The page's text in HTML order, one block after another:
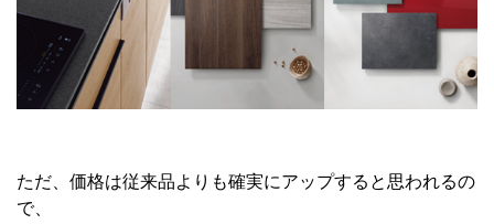
ただ、価格は従来品よりも確実にアップすると思われるの
で、